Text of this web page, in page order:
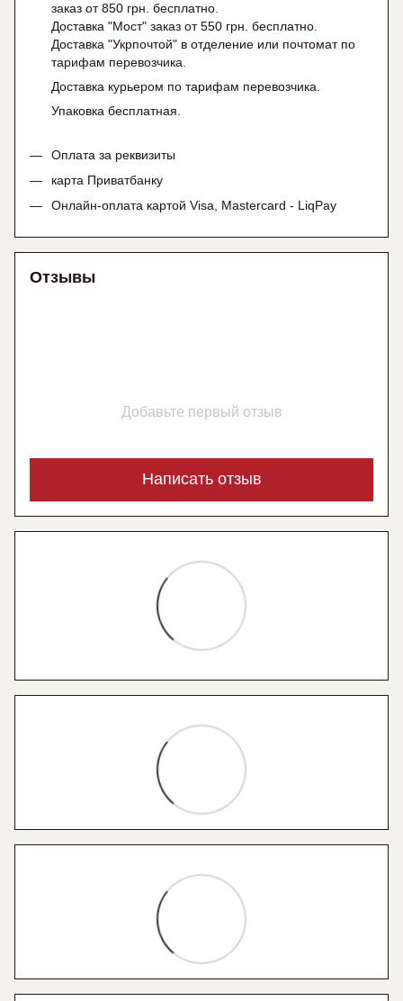
заказ от 850 грн. бесплатно.
Доставка "Мост" заказ от 550 грн. бесплатно.
Доставка "Укрпочтой" в отделение или почтомат по
тарифам перевозчика.
Доставка курьером по тарифам перевозчика.
Упаковка бесплатная.
Оплата за реквизиты
карта Приватбанку
Онлайн-оплата картой Visa, Mastercard - LiqPay
Отзывы
Добавьте первый отзыв
Написать отзыв